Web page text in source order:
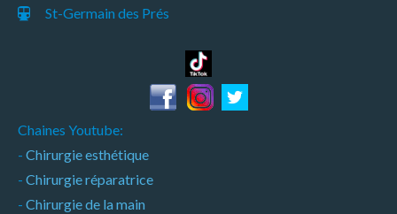
St-Germain des Prés
Chaines Youtube:
- Chirurgie esthétique
- Chirurgie réparatrice
- Chirurgie de la main